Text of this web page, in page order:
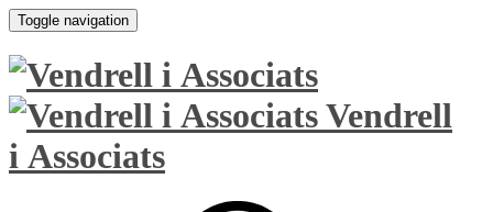
Toggle navigation
Vendrell
i Associats